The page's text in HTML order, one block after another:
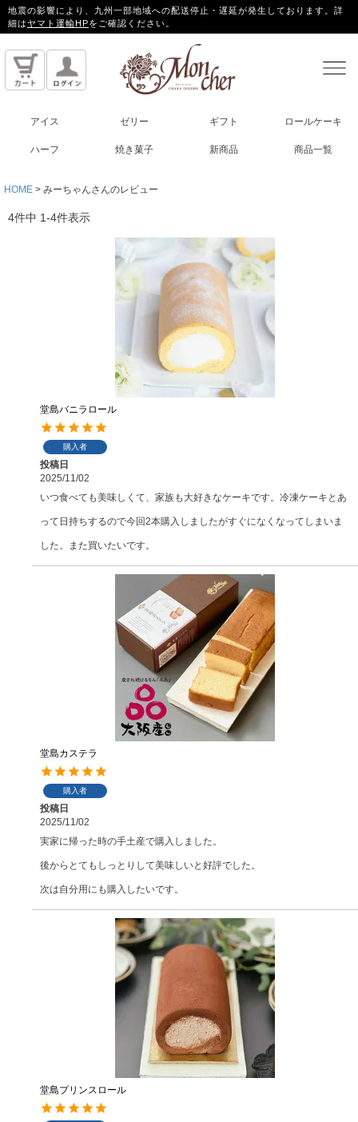
地震の影響により、九州一部地域への配送停止・遅延が発生しております。詳
細はヤマト運輸HPをご確認ください。
アイス ゼリー ギフト ロールケーキ
ハーフ 焼き菓子 新商品 商品一覧
HOME みーちゃんさんのレビュー
4件中 1-4件表示
堂島バニラロール
購入者
投稿日
2025/11/02
いつ食べても美味しくて、家族も大好きなケーキです。冷凍ケーキとあ
って日持ちするので今回2本購入しましたがすぐになくなってしまいま
した。また買いたいです。
堂島カステラ
購入者
投稿日
2025/11/02
実家に帰った時の手土産で購入しました。
後からとてもしっとりして美味しいと好評でした。
次は自分用にも購入したいです。
堂島プリンスロール